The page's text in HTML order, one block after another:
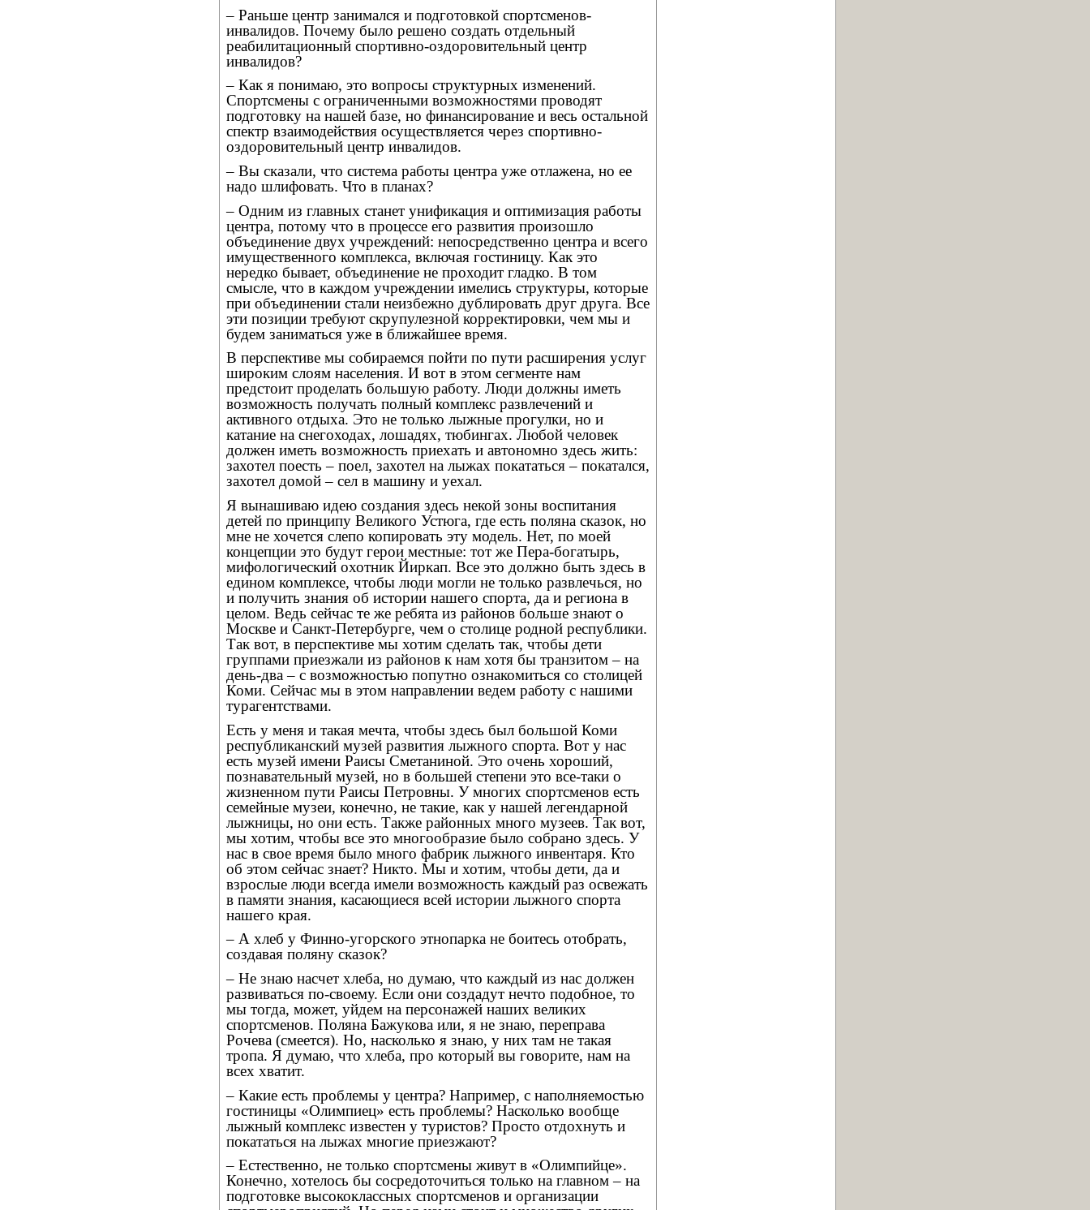
– Раньше центр занимался и подготовкой спортсменов-
инвалидов. Почему было решено создать отдельный
реабилитационный спортивно-оздоровительный центр
инвалидов?
– Как я понимаю, это вопросы структурных изменений.
Спортсмены с ограниченными возможностями проводят
подготовку на нашей базе, но финансирование и весь остальной
спектр взаимодействия осуществляется через спортивно-
оздоровительный центр инвалидов.
– Вы сказали, что система работы центра уже отлажена, но ее
надо шлифовать. Что в планах?
– Одним из главных станет унификация и оптимизация работы
центра, потому что в процессе его развития произошло
объединение двух учреждений: непосредственно центра и всего
имущественного комплекса, включая гостиницу. Как это
нередко бывает, объединение не проходит гладко. В том
смысле, что в каждом учреждении имелись структуры, которые
при объединении стали неизбежно дублировать друг друга. Все
эти позиции требуют скрупулезной корректировки, чем мы и
будем заниматься уже в ближайшее время.
В перспективе мы собираемся пойти по пути расширения услуг
широким слоям населения. И вот в этом сегменте нам
предстоит проделать большую работу. Люди должны иметь
возможность получать полный комплекс развлечений и
активного отдыха. Это не только лыжные прогулки, но и
катание на снегоходах, лошадях, тюбингах. Любой человек
должен иметь возможность приехать и автономно здесь жить:
захотел поесть – поел, захотел на лыжах покататься – покатался,
захотел домой – сел в машину и уехал.
Я вынашиваю идею создания здесь некой зоны воспитания
детей по принципу Великого Устюга, где есть поляна сказок, но
мне не хочется слепо копировать эту модель. Нет, по моей
концепции это будут герои местные: тот же Пера-богатырь,
мифологический охотник Йиркап. Все это должно быть здесь в
едином комплексе, чтобы люди могли не только развлечься, но
и получить знания об истории нашего спорта, да и региона в
целом. Ведь сейчас те же ребята из районов больше знают о
Москве и Санкт-Петербурге, чем о столице родной республики.
Так вот, в перспективе мы хотим сделать так, чтобы дети
группами приезжали из районов к нам хотя бы транзитом – на
день-два – с возможностью попутно ознакомиться со столицей
Коми. Сейчас мы в этом направлении ведем работу с нашими
турагентствами.
Есть у меня и такая мечта, чтобы здесь был большой Коми
республиканский музей развития лыжного спорта. Вот у нас
есть музей имени Раисы Сметаниной. Это очень хороший,
познавательный музей, но в большей степени это все-таки о
жизненном пути Раисы Петровны. У многих спортсменов есть
семейные музеи, конечно, не такие, как у нашей легендарной
лыжницы, но они есть. Также районных много музеев. Так вот,
мы хотим, чтобы все это многообразие было собрано здесь. У
нас в свое время было много фабрик лыжного инвентаря. Кто
об этом сейчас знает? Никто. Мы и хотим, чтобы дети, да и
взрослые люди всегда имели возможность каждый раз освежать
в памяти знания, касающиеся всей истории лыжного спорта
нашего края.
– А хлеб у Финно-угорского этнопарка не боитесь отобрать,
создавая поляну сказок?
– Не знаю насчет хлеба, но думаю, что каждый из нас должен
развиваться по-своему. Если они создадут нечто подобное, то
мы тогда, может, уйдем на персонажей наших великих
спортсменов. Поляна Бажукова или, я не знаю, переправа
Рочева (смеется). Но, насколько я знаю, у них там не такая
тропа. Я думаю, что хлеба, про который вы говорите, нам на
всех хватит.
– Какие есть проблемы у центра? Например, с наполняемостью
гостиницы «Олимпиец» есть проблемы? Насколько вообще
лыжный комплекс известен у туристов? Просто отдохнуть и
покататься на лыжах многие приезжают?
– Естественно, не только спортсмены живут в «Олимпийце».
Конечно, хотелось бы сосредоточиться только на главном – на
подготовке высококлассных спортсменов и организации